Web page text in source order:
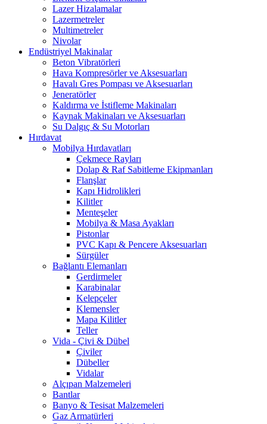
Lazer Hizalamalar
Lazermetreler
Multimetreler
Nivolar
Endüstriyel Makinalar
Beton Vibratörleri
Hava Kompresörler ve Aksesuarları
Havalı Gres Pompası ve Aksesuarları
Jeneratörler
Kaldırma ve İstifleme Makinaları
Kaynak Makinaları ve Aksesuarları
Su Dalgıç & Su Motorları
Hırdavat
Mobilya Hırdavatları
Çekmece Rayları
Dolap & Raf Sabitleme Ekipmanları
Flanşlar
Kapı Hidrolikleri
Kilitler
Menteşeler
Mobilya & Masa Ayakları
Pistonlar
PVC Kapı & Pencere Aksesuarları
Sürgüler
Bağlantı Elemanları
Gerdirmeler
Karabinalar
Kelepçeler
Klemensler
Mapa Kilitler
Teller
Vida - Çivi & Dübel
Çiviler
Dübeller
Vidalar
Alçıpan Malzemeleri
Bantlar
Banyo & Tesisat Malzemeleri
Gaz Armatürleri